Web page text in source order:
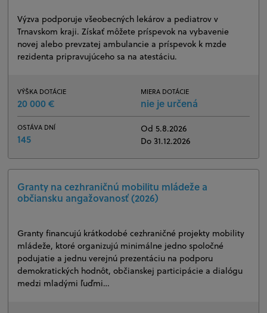
Výzva podporuje všeobecných lekárov a pediatrov v
Trnavskom kraji. Získať môžete príspevok na vybavenie
novej alebo prevzatej ambulancie a príspevok k mzde
rezidenta pripravujúceho sa na atestáciu.
VÝŠKA DOTÁCIE
20 000 €
MIERA DOTÁCIE
nie je určená
OSTÁVA DNÍ
145
Od 5.8.2026
Do 31.12.2026
Granty na cezhraničnú mobilitu mládeže a
občiansku angažovanosť (2026)
Granty financujú krátkodobé cezhraničné projekty mobility
mládeže, ktoré organizujú minimálne jedno spoločné
podujatie a jednu verejnú prezentáciu na podporu
demokratických hodnôt, občianskej participácie a dialógu
medzi mladými ľuďmi…